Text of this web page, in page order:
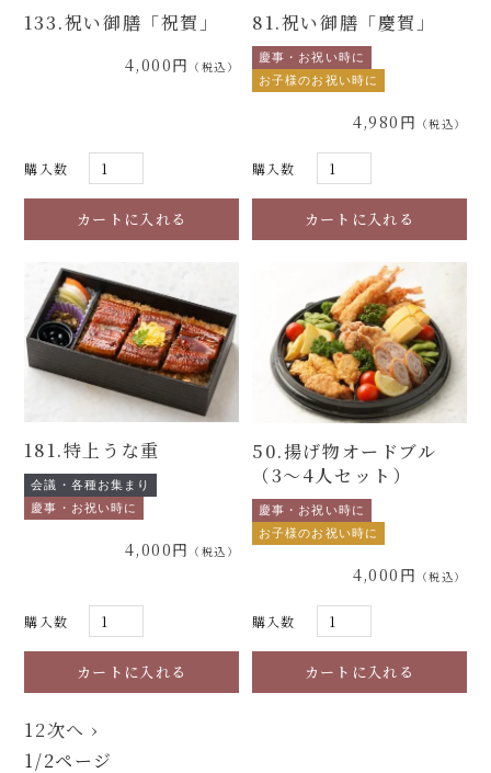
133.祝い御膳「祝賀」
4,000円
購入数
81.祝い御膳「慶賀」
慶事・お祝い時に
お子様のお祝い時に
4,980円
購入数
181.特上うな重
会議・各種お集まり
慶事・お祝い時に
4,000円
購入数
50.揚げ物オードブル
（3～4人セット）
慶事・お祝い時に
お子様のお祝い時に
4,000円
購入数
12次へ ›
1/2ページ